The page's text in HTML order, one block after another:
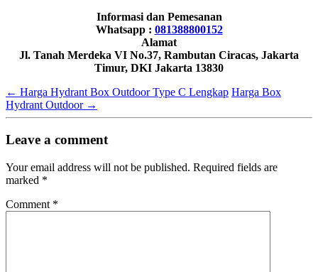
Informasi dan Pemesanan
Whatsapp : 081388800152
Alamat
Jl. Tanah Merdeka VI No.37, Rambutan Ciracas, Jakarta
Timur, DKI Jakarta 13830
← Harga Hydrant Box Outdoor Type C Lengkap Harga Box
Hydrant Outdoor →
Leave a comment
Your email address will not be published. Required fields are
marked *
Comment *